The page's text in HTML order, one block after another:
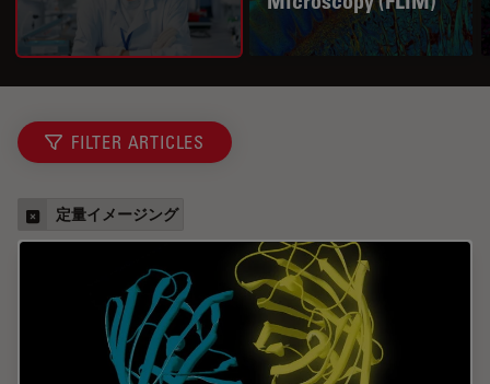
FILTER ARTICLES
定量イメージング